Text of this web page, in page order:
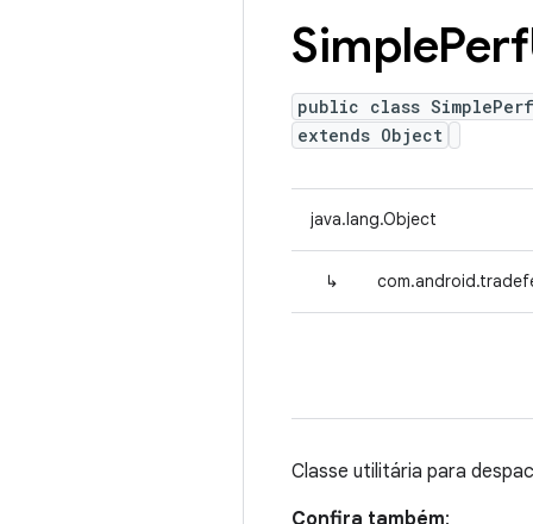
SimplePerf
public class
extends Object
java.lang.Object
↳
Classe utilitária para
Confira também: